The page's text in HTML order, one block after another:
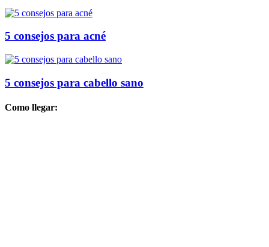
5 consejos para acné
5 consejos para cabello sano
Como llegar: